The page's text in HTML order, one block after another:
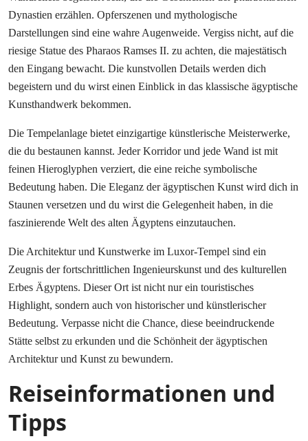
Dynastien erzählen. Opferszenen und mythologische
Darstellungen sind eine wahre Augenweide. Vergiss nicht, auf die
riesige Statue des Pharaos Ramses II. zu achten, die majestätisch
den Eingang bewacht. Die kunstvollen Details werden dich
begeistern und du wirst einen Einblick in das klassische ägyptische
Kunsthandwerk bekommen.
Die Tempelanlage bietet einzigartige künstlerische Meisterwerke,
die du bestaunen kannst. Jeder Korridor und jede Wand ist mit
feinen Hieroglyphen verziert, die eine reiche symbolische
Bedeutung haben. Die Eleganz der ägyptischen Kunst wird dich in
Staunen versetzen und du wirst die Gelegenheit haben, in die
faszinierende Welt des alten Ägyptens einzutauchen.
Die Architektur und Kunstwerke im Luxor-Tempel sind ein
Zeugnis der fortschrittlichen Ingenieurskunst und des kulturellen
Erbes Ägyptens. Dieser Ort ist nicht nur ein touristisches
Highlight, sondern auch von historischer und künstlerischer
Bedeutung. Verpasse nicht die Chance, diese beeindruckende
Stätte selbst zu erkunden und die Schönheit der ägyptischen
Architektur und Kunst zu bewundern.
Reiseinformationen und
Tipps